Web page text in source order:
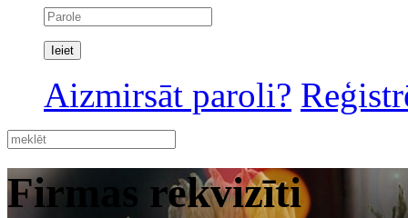
Aizmirsāt paroli?
Firmas rekvizīti